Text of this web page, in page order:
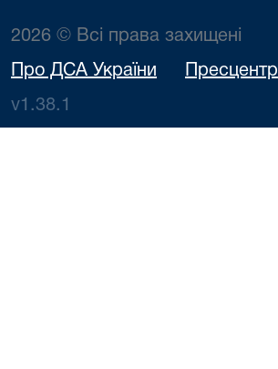
2026 © Всі права захищені
Про ДСА України Пресцентр
v1.38.1